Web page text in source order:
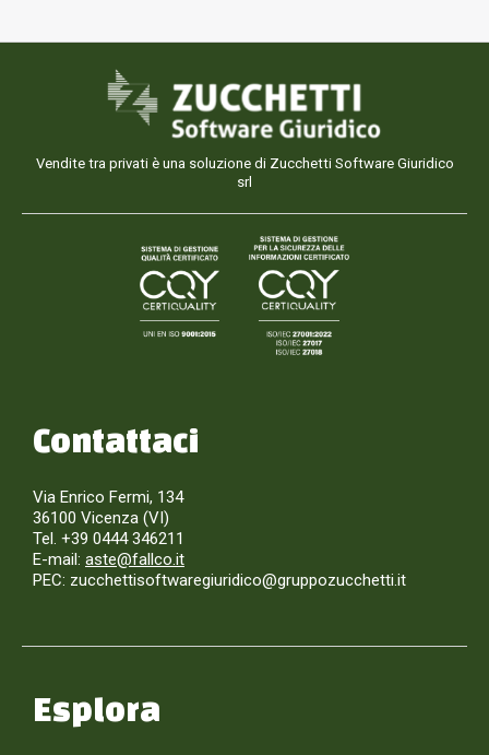
Vendite tra privati è una soluzione di Zucchetti Software Giuridico
srl
Contattaci
Via Enrico Fermi, 134
36100 Vicenza (VI)
Tel. +39 0444 346211
E-mail: aste@fallco.it
PEC: zucchettisoftwaregiuridico@gruppozucchetti.it
Esplora